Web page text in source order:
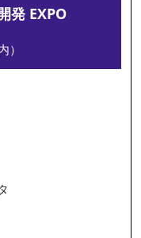
発 EXPO
）